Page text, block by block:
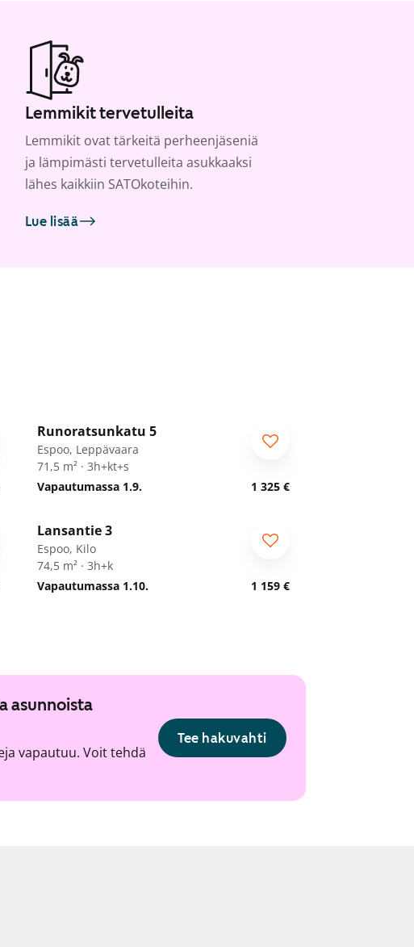
Lemmikit tervetulleita
Lemmikit ovat tärkeitä perheenjäseniä
ja lämpimästi tervetulleita asukkaaksi
lähes kaikkiin SATOkoteihin.
Lue lisää
Runoratsunkatu 5
Espoo, Leppävaara
71,5 m² · 3h+kt+s
Vapautumassa 1.9.
1 325 €
Lansantie 3
Espoo, Kilo
74,5 m² · 3h+k
Vapautumassa 1.10.
1 159 €
asunnoista
vapautuu. Voit tehdä
Tee hakuvahti